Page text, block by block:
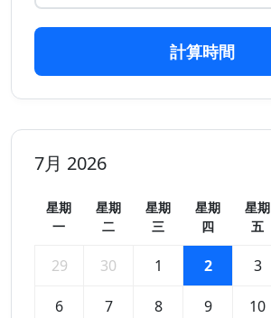
計算時間
7月 2026
星期
一
星期
二
星期
三
星期
四
星期
五
29 30 1 2 3
6 7 8 9 10